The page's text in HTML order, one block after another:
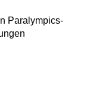
Paralympics-